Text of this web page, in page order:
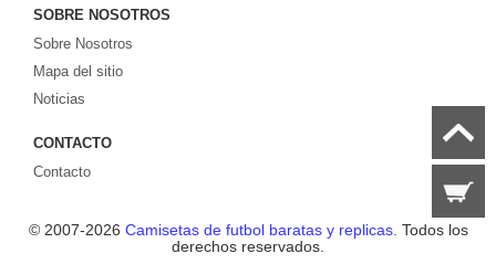
SOBRE NOSOTROS
Sobre Nosotros
Mapa del sitio
Noticias
CONTACTO
Contacto
© 2007-2026 Camisetas de futbol baratas y replicas. Todos los
derechos reservados.